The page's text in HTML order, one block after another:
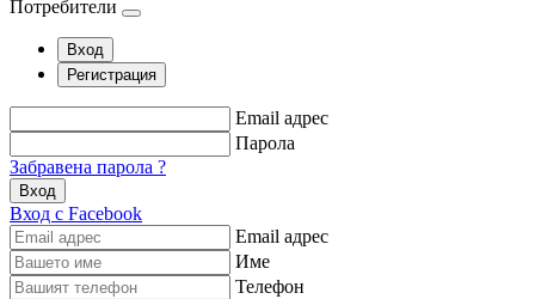
Потребители
Вход
Регистрация
Email адрес
Парола
Забравена парола ?
Вход
Вход с Facebook
Email адрес
Име
Телефон